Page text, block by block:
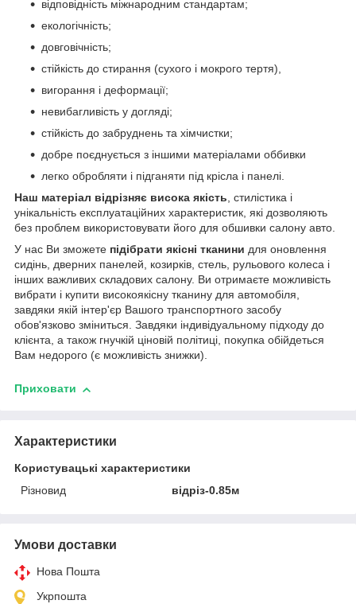
відповідність міжнародним стандартам;
екологічність;
довговічність;
стійкість до стирання (сухого і мокрого тертя),
вигорання і деформації;
невибагливість у догляді;
стійкість до забруднень та хімчистки;
добре поєднується з іншими матеріалами оббивки
легко обробляти і підганяти під крісла і панелі.
Наш матеріал відрізняє висока якість, стилістика і
унікальність експлуатаційних характеристик, які дозволяють
без проблем використовувати його для обшивки салону авто.
У нас Ви зможете підібрати якісні тканини для оновлення
сидінь, дверних панелей, козирків, стель, рульового колеса і
інших важливих складових салону. Ви отримаєте можливість
вибрати і купити високоякісну тканину для автомобіля,
завдяки якій інтер'єр Вашого транспортного засобу
обов'язково зміниться. Завдяки індивідуальному підходу до
клієнта, а також гнучкій ціновій політиці, покупка обійдеться
Вам недорого (є можливість знижки).
Приховати
Характеристики
Користувацькі характеристики
Різновид
відріз-0.85м
Умови доставки
Нова Пошта
Укрпошта